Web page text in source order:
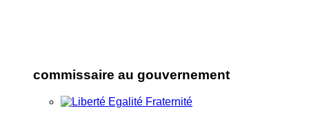
commissaire au gouvernement